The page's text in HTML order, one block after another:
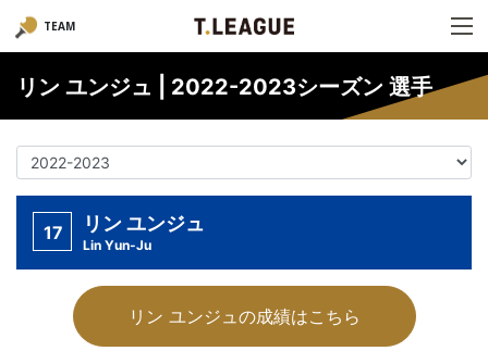
TEAM
リン ユンジュ | 2022-2023シーズン 選手
17 リン ユンジュ
Lin Yun-Ju
リン ユンジュの成績はこちら